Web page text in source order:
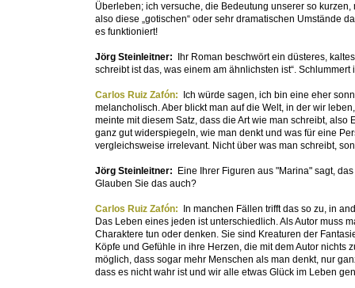
Überleben; ich versuche, die Bedeutung unserer so
also diese „gotischen“ oder sehr dramatischen Umstände
es funktioniert!
Jörg Steinleitner:
Ihr Roman beschwört ein düsteres,
schreibt ist das, was einem am ähnlichsten ist“.
Carlos Ruiz Zafón:
Ich würde sagen, ich bin eine eher
melancholisch. Aber blickt man auf die Welt, in der wir
meinte mit diesem Satz, dass die Art wie man schreibt,
ganz gut widerspiegeln, wie man denkt und was für eine
vergleichsweise irrelevant. Nicht über was man schreibt,
Jörg Steinleitner:
Eine Ihrer Figuren aus "Marina" sagt,
Glauben Sie das auch?
Carlos Ruiz Zafón:
In manchen Fällen trifft das so zu, in
Das Leben eines jeden ist unterschiedlich. Als Autor muss
Charaktere tun oder denken. Sie sind Kreaturen der
Köpfe und Gefühle in ihre Herzen, die mit dem Autor nichts
möglich, dass sogar mehr Menschen als man denkt, nur
dass es nicht wahr ist und wir alle etwas Glück im Leben